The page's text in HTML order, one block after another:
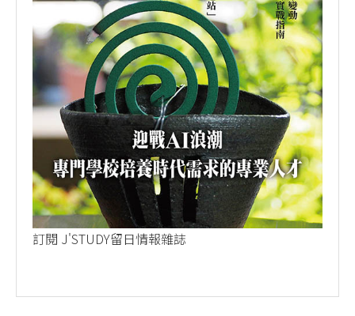
訂閱 J'STUDY留日情報雜誌